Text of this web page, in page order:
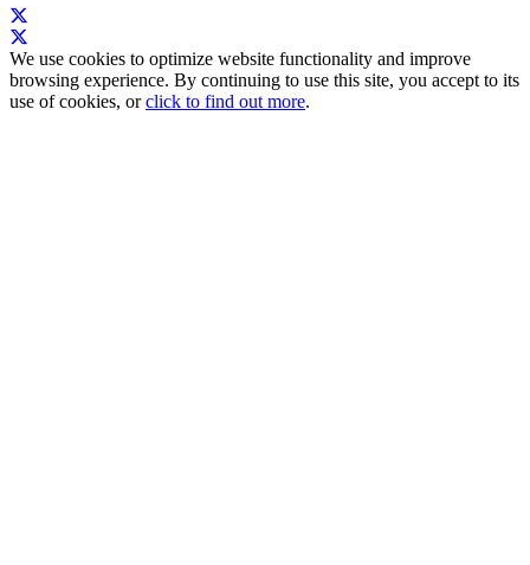
We use cookies to optimize website functionality and improve
browsing experience. By continuing to use this site, you accept to its
use of cookies, orclick to find out more.